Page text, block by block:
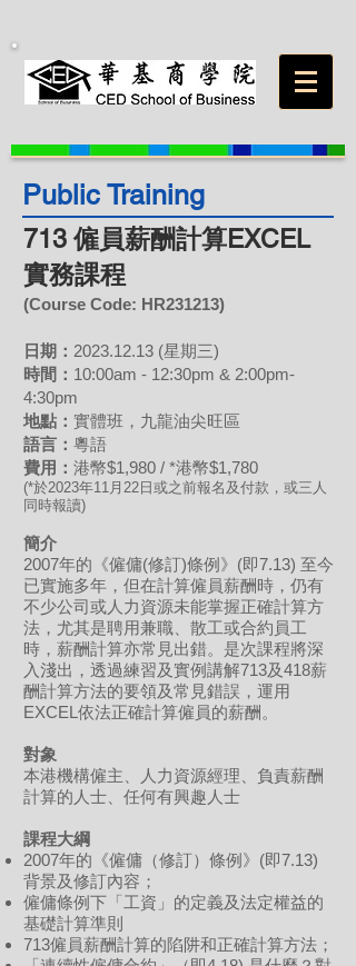
Public Training
713 僱員薪酬計算EXCEL
實務課程
(Course Code: HR231213)
日期： 2023.12.13 (星期三)
時間： 10:00am - 12:30pm & 2:00pm-
4:30pm
地點： 實體班，九龍油尖旺區
語言： 粵語
費用 ： 港幣$1,980 / *港幣$1,780
(*於2023年11月22日或之前報名及付款，或三人
同時報讀)
簡介
2007年的《僱傭(修訂)條例》(即7.13) 至今
已實施多年，但在計算僱員薪酬時，仍有
不少公司或人力資源未能掌握正確計算方
法，尤其是聘用兼職、散工或合約員工
時，薪酬計算亦常見出錯。是次課程將深
入淺出，透過練習及實例講解713及418薪
酬計算方法的要領及常見錯誤，運用
EXCEL依法正確計算僱員的薪酬。
對象
本港機構僱主、人力資源經理、負責薪酬
計算的人士、任何有興趣人士
課程大綱
2007年的《僱傭（修訂）條例》(即7.13)
背景及修訂內容；
僱傭條例下「工資」的定義及法定權益的
基礎計算準則
713僱員薪酬計算的陷阱和正確計算方法；